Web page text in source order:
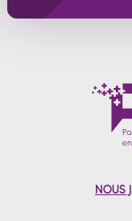
NOUS